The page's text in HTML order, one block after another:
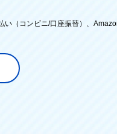
（コンビニ/口座振替）、